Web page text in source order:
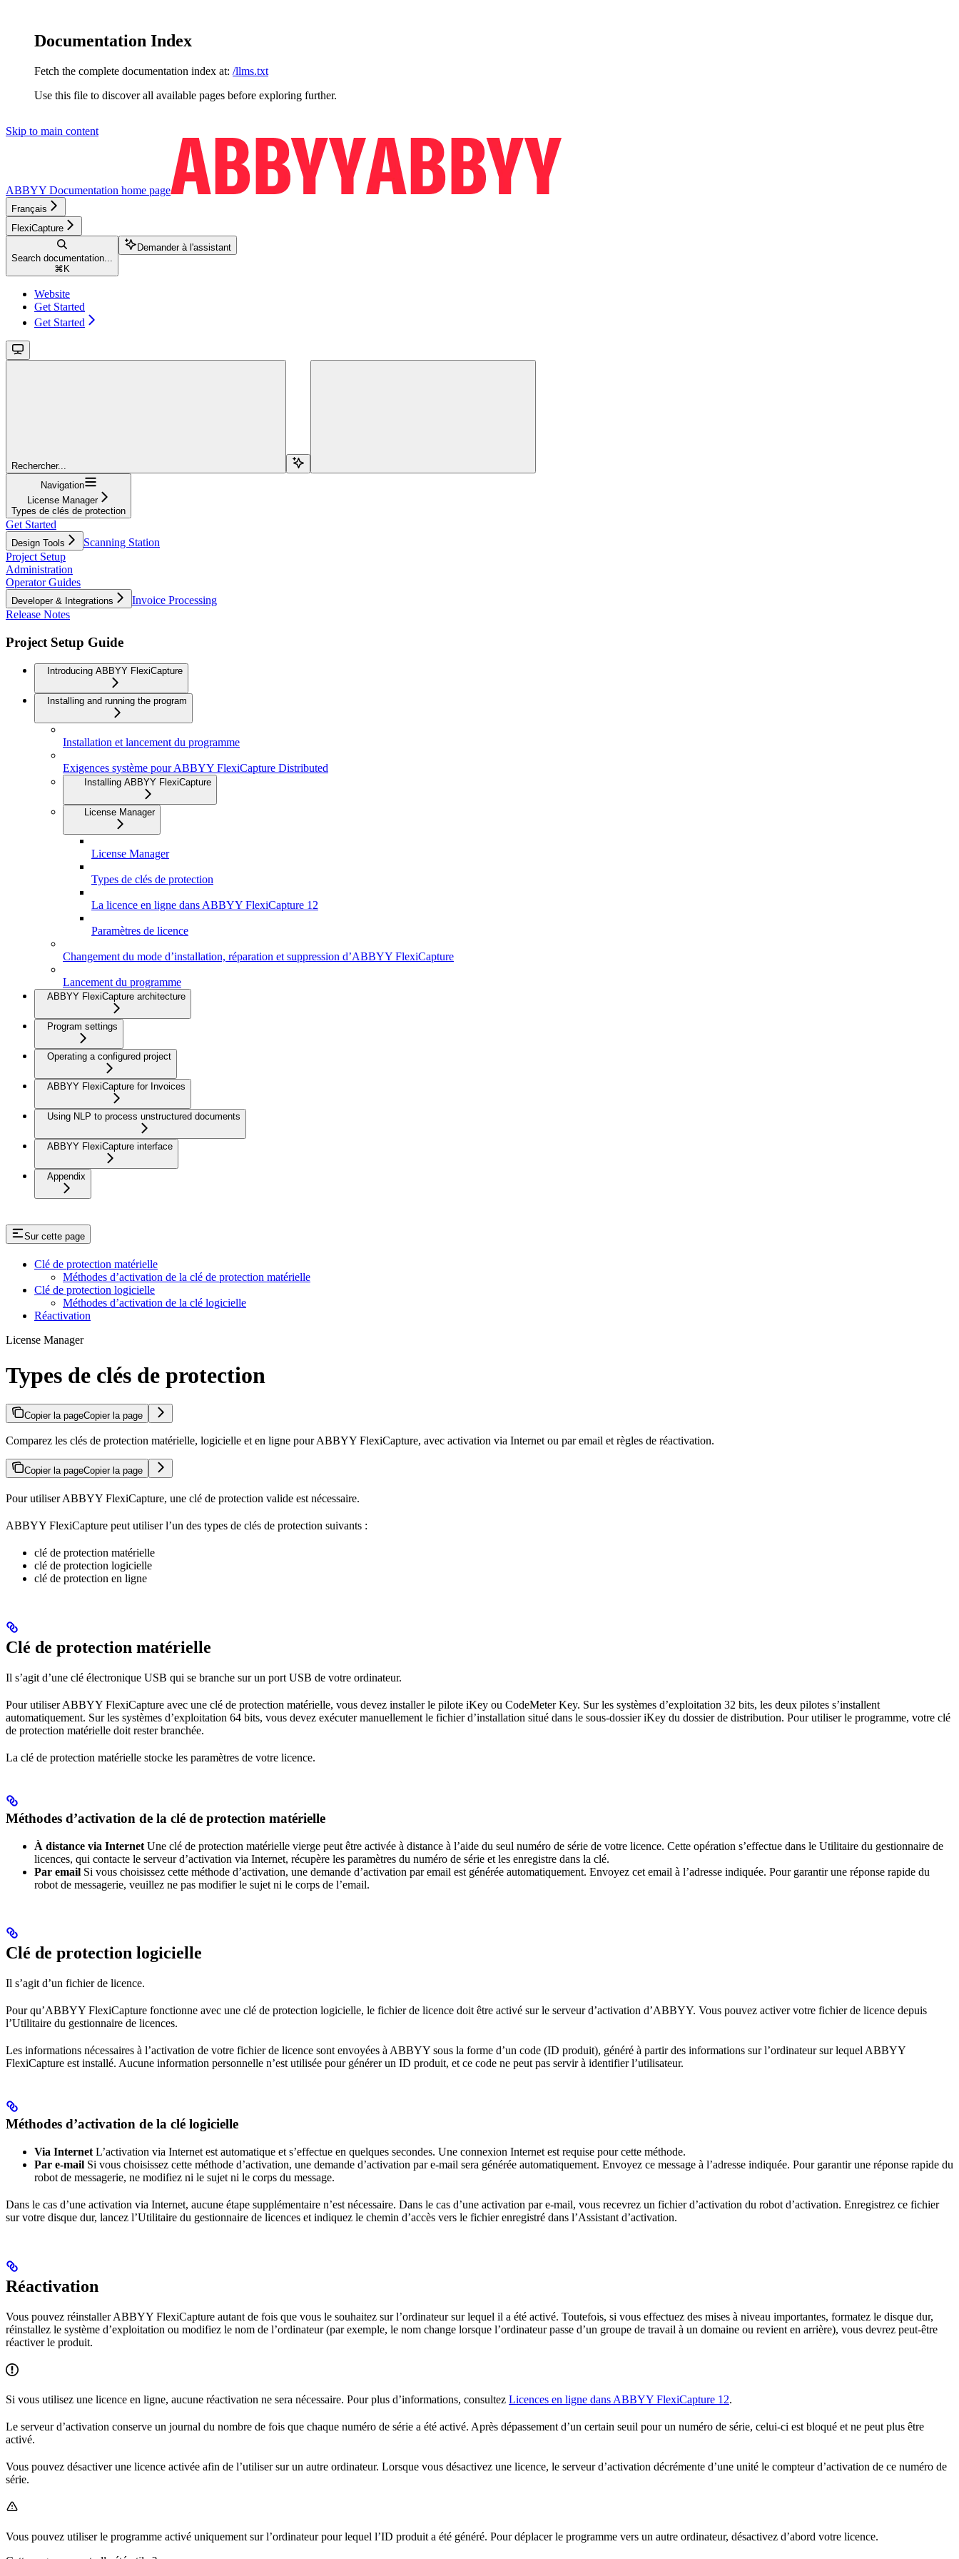
Documentation Index
Fetch the complete documentation index at: /llms.txt
Use this file to discover all available pages before exploring further.
Skip to main content
ABBYY Documentation home page
Français
FlexiCapture
Search documentation...
⌘ K
Demander à l'assistant
Website
Get Started
Get Started
Rechercher...
Navigation
License Manager
Types de clés de protection
Get Started
Design Tools
Scanning Station
Project Setup
Administration
Operator Guides
Developer & Integrations
Invoice Processing
Release Notes
Project Setup Guide
Introducing ABBYY FlexiCapture
Installing and running the program
Installation et lancement du programme
Exigences système pour ABBYY FlexiCapture Distributed
Installing ABBYY FlexiCapture
License Manager
License Manager
Types de clés de protection
La licence en ligne dans ABBYY FlexiCapture 12
Paramètres de licence
Changement du mode d’installation, réparation et suppression d’ABBYY FlexiCapture
Lancement du programme
ABBYY FlexiCapture architecture
Program settings
Operating a configured project
ABBYY FlexiCapture for Invoices
Using NLP to process unstructured documents
ABBYY FlexiCapture interface
Appendix
Sur cette page
Clé de protection matérielle
Méthodes d’activation de la clé de protection matérielle
Clé de protection logicielle
Méthodes d’activation de la clé logicielle
Réactivation
License Manager
Types de clés de protection
Copier la pageCopier la page
Comparez les clés de protection matérielle, logicielle et en ligne pour ABBYY FlexiCapture, avec activation via Internet ou par email et règles de réactivation.
Copier la pageCopier la page
Pour utiliser ABBYY FlexiCapture, une clé de protection valide est nécessaire.
ABBYY FlexiCapture peut utiliser l’un des types de clés de protection suivants :
clé de protection matérielle
clé de protection logicielle
clé de protection en ligne
Clé de protection matérielle
Il s’agit d’une clé électronique USB qui se branche sur un port USB de votre ordinateur.
Pour utiliser ABBYY FlexiCapture avec une clé de protection matérielle, vous devez installer le pilote iKey ou CodeMeter Key. Sur les systèmes d’exploitation 32 bits, les deux pilotes s’installent
automatiquement. Sur les systèmes d’exploitation 64 bits, vous devez exécuter manuellement le fichier d’installation situé dans le sous-dossier iKey du dossier de distribution. Pour utiliser le programme, votre clé
de protection matérielle doit rester branchée.
La clé de protection matérielle stocke les paramètres de votre licence.
Méthodes d’activation de la clé de protection matérielle
À distance via Internet Une clé de protection matérielle vierge peut être activée à distance à l’aide du seul numéro de série de votre licence. Cette opération s’effectue dans le Utilitaire du gestionnaire de
licences, qui contacte le serveur d’activation via Internet, récupère les paramètres du numéro de série et les enregistre dans la clé.
Par email Si vous choisissez cette méthode d’activation, une demande d’activation par email est générée automatiquement. Envoyez cet email à l’adresse indiquée. Pour garantir une réponse rapide du
robot de messagerie, veuillez ne pas modifier le sujet ni le corps de l’email.
Clé de protection logicielle
Il s’agit d’un fichier de licence.
Pour qu’ABBYY FlexiCapture fonctionne avec une clé de protection logicielle, le fichier de licence doit être activé sur le serveur d’activation d’ABBYY. Vous pouvez activer votre fichier de licence depuis
l’Utilitaire du gestionnaire de licences.
Les informations nécessaires à l’activation de votre fichier de licence sont envoyées à ABBYY sous la forme d’un code (ID produit), généré à partir des informations sur l’ordinateur sur lequel ABBYY
FlexiCapture est installé. Aucune information personnelle n’est utilisée pour générer un ID produit, et ce code ne peut pas servir à identifier l’utilisateur.
Méthodes d’activation de la clé logicielle
Via Internet L’activation via Internet est automatique et s’effectue en quelques secondes. Une connexion Internet est requise pour cette méthode.
Par e-mail Si vous choisissez cette méthode d’activation, une demande d’activation par e-mail sera générée automatiquement. Envoyez ce message à l’adresse indiquée. Pour garantir une réponse rapide du
robot de messagerie, ne modifiez ni le sujet ni le corps du message.
Dans le cas d’une activation via Internet, aucune étape supplémentaire n’est nécessaire. Dans le cas d’une activation par e-mail, vous recevrez un fichier d’activation du robot d’activation. Enregistrez ce fichier
sur votre disque dur, lancez l’Utilitaire du gestionnaire de licences et indiquez le chemin d’accès vers le fichier enregistré dans l’Assistant d’activation.
Réactivation
Vous pouvez réinstaller ABBYY FlexiCapture autant de fois que vous le souhaitez sur l’ordinateur sur lequel il a été activé. Toutefois, si vous effectuez des mises à niveau importantes, formatez le disque dur,
réinstallez le système d’exploitation ou modifiez le nom de l’ordinateur (par exemple, le nom change lorsque l’ordinateur passe d’un groupe de travail à un domaine ou revient en arrière), vous devrez peut-être
réactiver le produit.
Si vous utilisez une licence en ligne, aucune réactivation ne sera nécessaire. Pour plus d’informations, consultez Licences en ligne dans ABBYY FlexiCapture 12.
Le serveur d’activation conserve un journal du nombre de fois que chaque numéro de série a été activé. Après dépassement d’un certain seuil pour un numéro de série, celui-ci est bloqué et ne peut plus être
activé.
Vous pouvez désactiver une licence activée afin de l’utiliser sur un autre ordinateur. Lorsque vous désactivez une licence, le serveur d’activation décrémente d’une unité le compteur d’activation de ce numéro de
série.
Vous pouvez utiliser le programme activé uniquement sur l’ordinateur pour lequel l’ID produit a été généré. Pour déplacer le programme vers un autre ordinateur, désactivez d’abord votre licence.